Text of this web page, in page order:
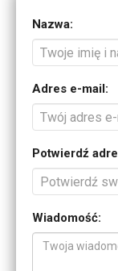
Nazwa:
Adres e-mail:
Potwierdź
Wiadomość: